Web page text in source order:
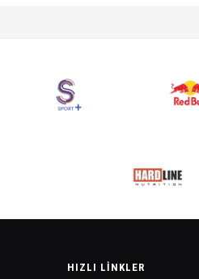
HIZLI LINKLER